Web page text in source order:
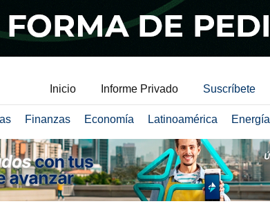
Inicio Informe Privado Suscríbete
Finanzas Economía Latinoamérica Energía